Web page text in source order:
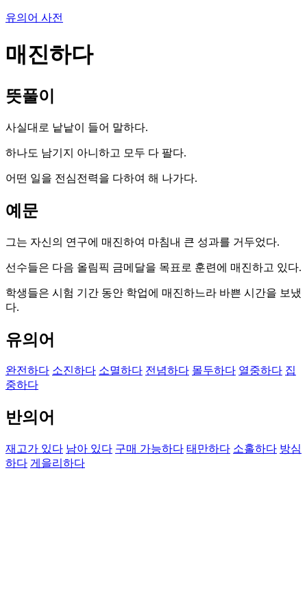
유의어 사전
매진하다
뜻풀이
사실대로 낱낱이 들어 말하다.
하나도 남기지 아니하고 모두 다 팔다.
어떤 일을 전심전력을 다하여 해 나가다.
예문
그는 자신의 연구에 매진하여 마침내 큰 성과를 거두었다.
선수들은 다음 올림픽 금메달을 목표로 훈련에 매진하고 있다.
학생들은 시험 기간 동안 학업에 매진하느라 바쁜 시간을 보냈
다.
유의어
완전하다 소진하다 소멸하다 전념하다 몰두하다 열중하다 집
중하다
반의어
재고가 있다 남아 있다 구매 가능하다 태만하다 소홀하다 방심
하다 게을리하다